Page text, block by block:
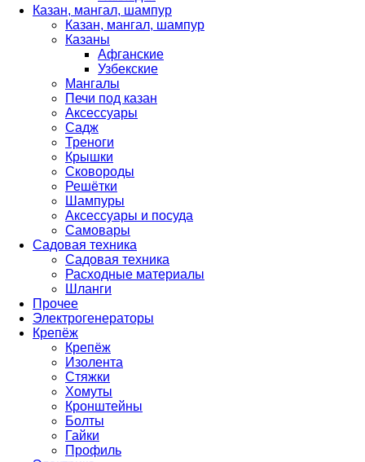
Казан, мангал, шампур
Казан, мангал, шампур
Казаны
Афганские
Узбекские
Мангалы
Печи под казан
Аксессуары
Садж
Треноги
Крышки
Сковороды
Решётки
Шампуры
Аксессуары и посуда
Самовары
Садовая техника
Садовая техника
Расходные материалы
Шланги
Прочее
Электрогенераторы
Крепёж
Крепёж
Изолента
Стяжки
Хомуты
Кронштейны
Болты
Гайки
Профиль